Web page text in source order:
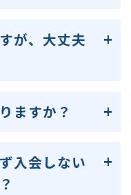
が、大丈夫
ますか？
入会しない